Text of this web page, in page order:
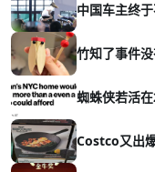
中国车主终
竹知了事件
蜘蛛侠若活
Costco又出